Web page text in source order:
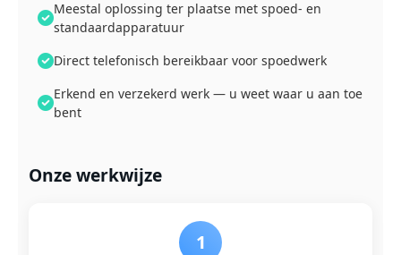
Meestal oplossing ter plaatse met spoed- en
standaardapparatuur
Direct telefonisch bereikbaar voor spoedwerk
Erkend en verzekerd werk — u weet waar u aan toe
bent
Onze werkwijze
1